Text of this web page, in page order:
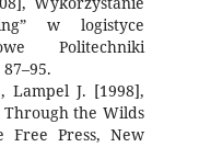
w logistyce
Politechniki
Lampel J. [1998],
the Wilds
Free Press, New